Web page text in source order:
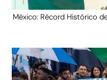
México: Récord Histórico